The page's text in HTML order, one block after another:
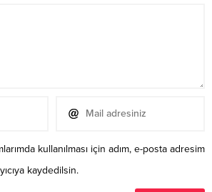
kullanılması için adım, e-posta adresim
kaydedilsin.